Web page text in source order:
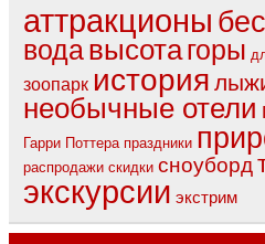
аттракционы
водавысотагоры
зоопарк история
необычные отели
Гарри Поттера праздники
распродажи скидки сноуборд
экскурсии экстрим